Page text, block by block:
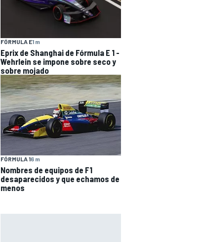
FÓRMULA E1 m
Eprix de Shanghai de Fórmula E 1 -
Wehrlein se impone sobre seco y
sobre mojado
FÓRMULA 16 m
Nombres de equipos de F1
desaparecidos y que echamos de
menos